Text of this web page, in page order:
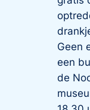
Geen
een
de